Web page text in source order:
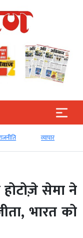
व्‍यापार
होटोज़े सेमा ने
भारत को